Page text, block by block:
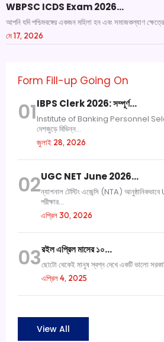
WBPSC ICDS Exam 2026…
আপনি যদি পশ্চিমবঙ্গের একজন মহিলা হন এবং সমাজকল্যাণ
মে 17, 2026
Form Fill-up Going On
01IBPS Clerk 2026: সম্পূর্ণ…
Institute of Banking Personnel
দেশজুড়ে বিভিন্ন...
জুলাই 28, 2026
02UGC NET June 2026…
ন্যাশনাল টেস্টিং এজেন্সি (NTA)
পরীক্ষার...
এপ্রিল 30, 2026
03রইল এপ্রিল মাসের ১০…
ছোটো থেকেই মানুষ স্বপ্ন দেখে একটি ভালো
এপ্রিল 4, 2025
View All